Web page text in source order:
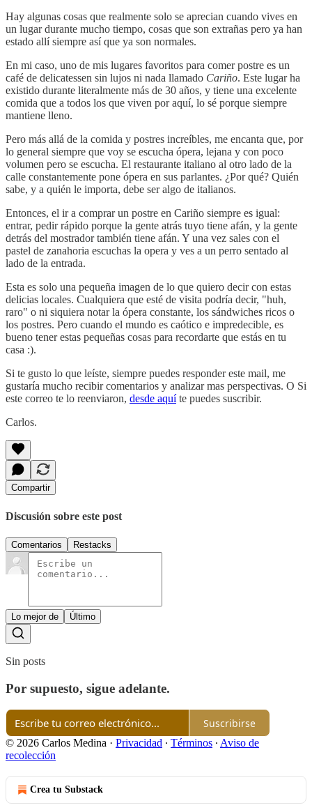
Hay algunas cosas que realmente solo se aprecian cuando vives en
un lugar durante mucho tiempo, cosas que son extrañas pero ya han
estado allí siempre así que ya son normales.
En mi caso, uno de mis lugares favoritos para comer postre es un
café de delicatessen sin lujos ni nada llamado Cariño. Este lugar ha
existido durante literalmente más de 30 años, y tiene una excelente
comida que a todos los que viven por aquí, lo sé porque siempre
mantiene lleno.
Pero más allá de la comida y postres increíbles, me encanta que, por
lo general siempre que voy se escucha ópera, lejana y con poco
volumen pero se escucha. El restaurante italiano al otro lado de la
calle constantemente pone ópera en sus parlantes. ¿Por qué? Quién
sabe, y a quién le importa, debe ser algo de italianos.
Entonces, el ir a comprar un postre en Cariño siempre es igual:
entrar, pedir rápido porque la gente atrás tuyo tiene afán, y la gente
detrás del mostrador también tiene afán. Y una vez sales con el
pastel de zanahoria escuchas la opera y ves a un perro sentado al
lado de la entrada.
Esta es solo una pequeña imagen de lo que quiero decir con estas
delicias locales. Cualquiera que esté de visita podría decir, "huh,
raro" o ni siquiera notar la ópera constante, los sándwiches ricos o
los postres. Pero cuando el mundo es caótico e impredecible, es
bueno tener estas pequeñas cosas para recordarte que estás en tu
casa :).
Si te gusto lo que leíste, siempre puedes responder este mail, me
gustaría mucho recibir comentarios y analizar mas perspectivas. O Si
este correo te lo reenviaron, desde aquíte puedes suscribir.
Carlos.
Compartir
Discusión sobre este post
Comentarios Restacks
Lo mejor de Último
Sin posts
Por supuesto, sigue adelante.
Suscribirse
© 2026 Carlos Medina · Privacidad ∙ Términos ∙ Aviso de
recolección
Crea tu Substack